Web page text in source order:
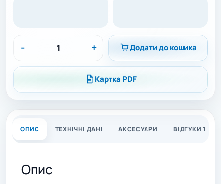
- + Додати до кошика
Картка PDF
ОПИС ТЕХНІЧНІ ДАНІ АКСЕСУАРИ ВІДГУКИ 1
Опис